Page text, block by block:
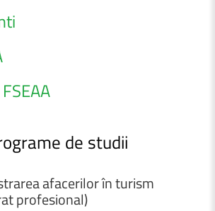
de studii
afacerilor în turism
profesional)